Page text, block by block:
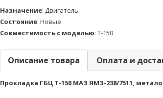
Назначение: Двигатель
Состояние: Новые
Совместимость с моделью: Т-150
Описание товара Оплата и
Прокладка ГБЦ Т-150 МАЗ ЯМЗ-238/7511,